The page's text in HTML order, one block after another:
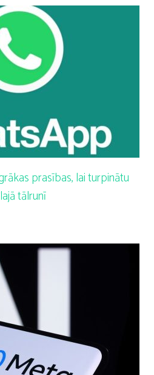
prasības, lai turpinātu
tālrunī